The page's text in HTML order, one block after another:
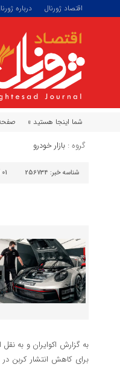
اقتصاد ژورنال درباره
شما اینجا هستید »
گروه : بازار خودرو
شناسه خبر: 256734 01 آگوست 2025 - 0:45
برای کاهش انتشار کربن